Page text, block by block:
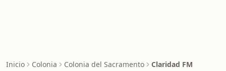
Inicio Colonia Colonia del Sacramento Claridad FM